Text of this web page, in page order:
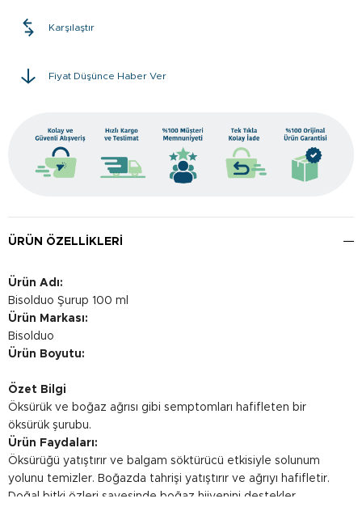
Karşılaştır
Fiyat Düşünce Haber Ver
ÜRÜN ÖZELLIKLERI
Ürün Adı:
Bisolduo Şurup 100 ml
Ürün Markası:
Bisolduo
Ürün Boyutu:
Özet Bilgi
Öksürük ve boğaz ağrısı gibi semptomları hafifleten bir
öksürük şurubu.
Ürün Faydaları:
Öksürüğü yatıştırır ve balgam söktürücü etkisiyle solunum
yolunu temizler. Boğazda tahrişi yatıştırır ve ağrıyı hafifletir.
Doğal bitki özleri sayesinde boğaz hijyenini destekler.